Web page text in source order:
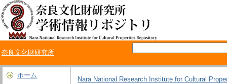
奈良文化財研究所
ホーム
Nara National Research Institute for Cultural